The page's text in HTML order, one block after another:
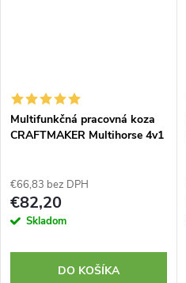
Multifunkčná pracovná koza
CRAFTMAKER Multihorse 4v1
€66,83 bez DPH
€82,20
Skladom
DO KOŠÍKA